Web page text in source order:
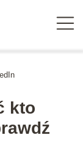
kto